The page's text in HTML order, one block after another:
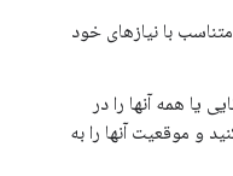
با نیازهای خود
یا همه آنها را در
و موقعیت آنها را به